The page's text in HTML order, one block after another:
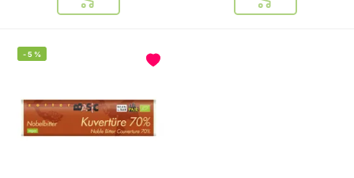
In den Warenkorb In den
-5 %